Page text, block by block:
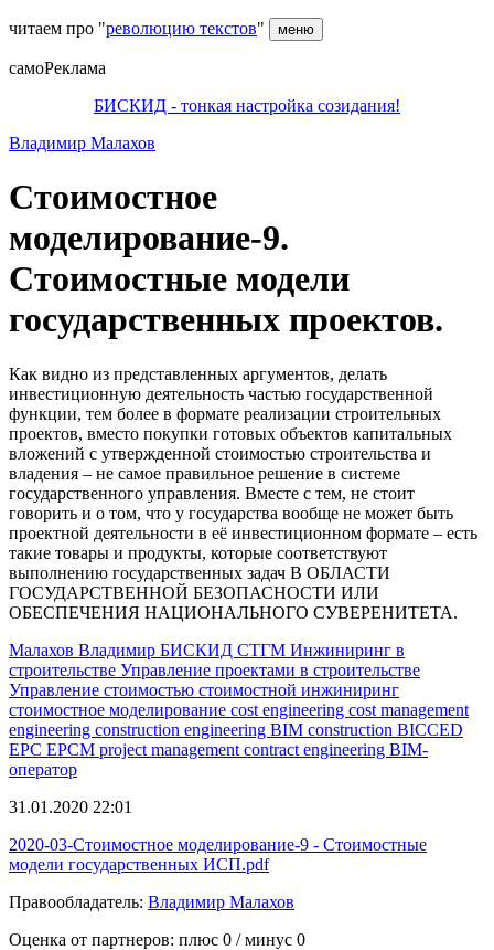
читаем про "революцию текстов" меню
самоРеклама
БИСКИД - тонкая настройка созидания!
Владимир Малахов
Стоимостное
моделирование-9.
Стоимостные модели
государственных проектов.
Как видно из представленных аргументов, делать
инвестиционную деятельность частью государственной
функции, тем более в формате реализации строительных
проектов, вместо покупки готовых объектов капитальных
вложений с утвержденной стоимостью строительства и
владения – не самое правильное решение в системе
государственного управления. Вместе с тем, не стоит
говорить и о том, что у государства вообще не может быть
проектной деятельности в её инвестиционном формате – есть
такие товары и продукты, которые соответствуют
выполнению государственных задач В ОБЛАСТИ
ГОСУДАРСТВЕННОЙ БЕЗОПАСНОСТИ ИЛИ
ОБЕСПЕЧЕНИЯ НАЦИОНАЛЬНОГО СУВЕРЕНИТЕТА.
Малахов Владимир БИСКИД СТГМ Инжиниринг в
строительстве Управление проектами в строительстве
Управление стоимостью стоимостной инжиниринг
стоимостное моделирование cost engineering cost management
engineering construction engineering BIM construction BICCED
EPC EPCM project management contract engineering BIM-
оператор
31.01.2020 22:01
2020-03-Стоимостное моделирование-9 - Стоимостные
модели государственных ИСП.pdf
Правообладатель: Владимир Малахов
Оценка от партнеров: плюс 0 / минус 0